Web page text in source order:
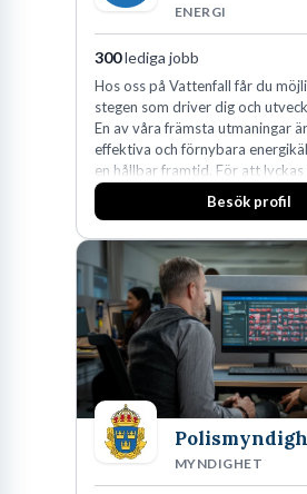
ENERGI
300lediga jobb
Hos oss på Vattenfall får du
stegen som driver dig och
En av våra främsta utmaningar
effektiva och förnybara
en hållbar framtid. För att
fler medarbetare som vill göra
Besök profil
MYNDIGHET